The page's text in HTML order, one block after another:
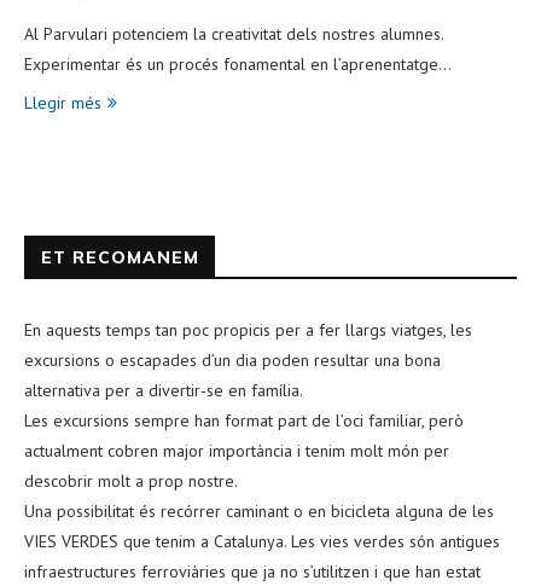
Al Parvulari potenciem la creativitat dels nostres alumnes.
Experimentar és un procés fonamental en l’aprenentatge…
Llegir més
ET RECOMANEM
En aquests temps tan poc propicis per a fer llargs viatges, les
excursions o escapades d’un dia poden resultar una bona
alternativa per a divertir-se en família.
Les excursions sempre han format part de l’oci familiar, però
actualment cobren major importància i tenim molt món per
descobrir molt a prop nostre.
Una possibilitat és recórrer caminant o en bicicleta alguna de les
VIES VERDES que tenim a Catalunya. Les vies verdes són antigues
infraestructures ferroviàries que ja no s’utilitzen i que han estat